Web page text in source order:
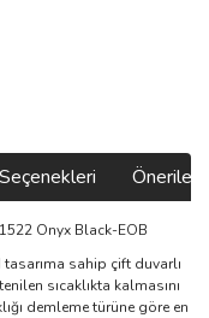
Onyx Black-EOB
tasarıma sahip çift duvarlı
sıcaklıkta kalmasını
demleme türüne göre en